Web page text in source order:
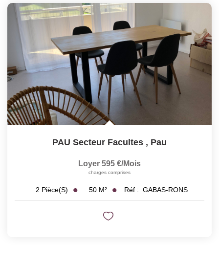
ACTUALITÉS
CONTACT
PAU Secteur Facultes , Pau
Loyer 595 €/mois
charges comprises
2 Pièce(s) 50 M² Réf : GABAS-RONS